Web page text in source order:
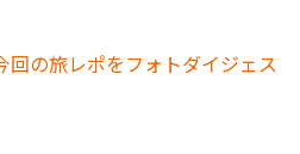
回の旅レポをフォトダイジェス